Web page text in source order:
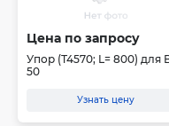
Цена по запросу
Упор (Т4570; L= 800) для
50
Узнать цену